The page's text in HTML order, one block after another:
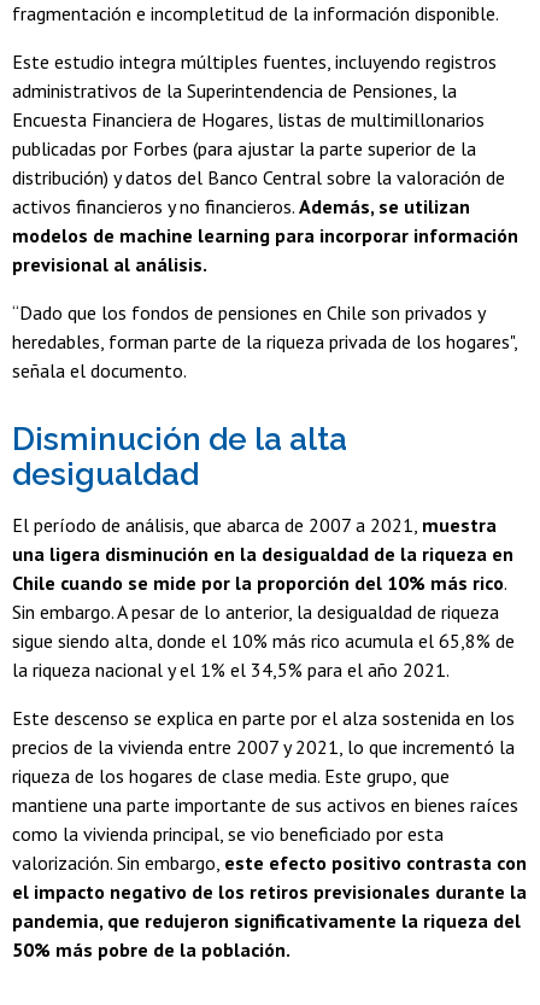
fragmentación e incompletitud de la información disponible.
Este estudio integra múltiples fuentes, incluyendo registros
administrativos de la Superintendencia de Pensiones, la
Encuesta Financiera de Hogares, listas de multimillonarios
publicadas por Forbes (para ajustar la parte superior de la
distribución) y datos del Banco Central sobre la valoración de
activos financieros y no financieros. Además, se utilizan
modelos de machine learning para incorporar información
previsional al análisis.
“Dado que los fondos de pensiones en Chile son privados y
heredables, forman parte de la riqueza privada de los hogares",
señala el documento.
Disminución de la alta
desigualdad
El período de análisis, que abarca de 2007 a 2021, muestra
una ligera disminución en la desigualdad de la riqueza en
Chile cuando se mide por la proporción del 10% más rico.
Sin embargo. A pesar de lo anterior, la desigualdad de riqueza
sigue siendo alta, donde el 10% más rico acumula el 65,8% de
la riqueza nacional y el 1% el 34,5% para el año 2021.
Este descenso se explica en parte por el alza sostenida en los
precios de la vivienda entre 2007 y 2021, lo que incrementó la
riqueza de los hogares de clase media. Este grupo, que
mantiene una parte importante de sus activos en bienes raíces
como la vivienda principal, se vio beneficiado por esta
valorización. Sin embargo, este efecto positivo contrasta con
el impacto negativo de los retiros previsionales durante la
pandemia, que redujeron significativamente la riqueza del
50% más pobre de la población.